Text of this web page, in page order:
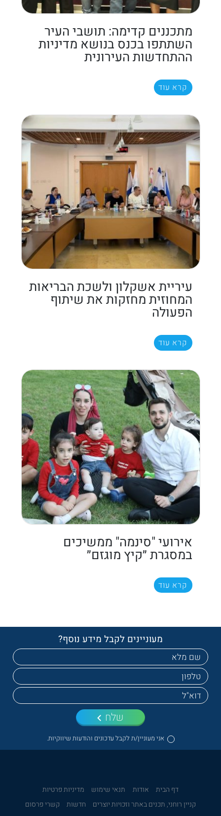
מתכננים קדימה: תושבי העיר
השתתפו בכנס בנושא מדיניות
ההתחדשות העירונית
קרא עוד
עיריית אשקלון ולשכת הבריאות
המחוזית מחזקות את שיתוף
הפעולה
קרא עוד
אירועי "סינמה" ממשיכים
במסגרת ״קיץ מוגזם״
קרא עוד
מעוניינים לקבל מידע נוסף?
אני מעוניין/ת לקבל עדכונים והודעות שיווקיות.
שלח
דף הבית אודות תנאי שימוש
מדיניות פרטיות
קניין רוחני, תכנים באתר וזכויות יוצרים
חדשות
קשרי פרסום